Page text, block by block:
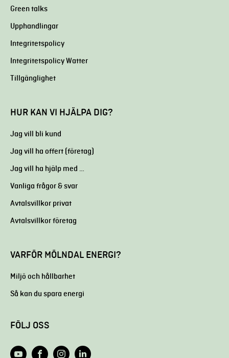
Green talks
Upphandlingar
Integritetspolicy
Integritetspolicy Watter
Tillgänglighet
HUR KAN VI HJÄLPA DIG?
Jag vill bli kund
Jag vill ha offert (företag)
Jag vill ha hjälp med …
Vanliga frågor & svar
Avtalsvillkor privat
Avtalsvillkor företag
VARFÖR MÖLNDAL ENERGI?
Miljö och hållbarhet
Så kan du spara energi
FÖLJ OSS